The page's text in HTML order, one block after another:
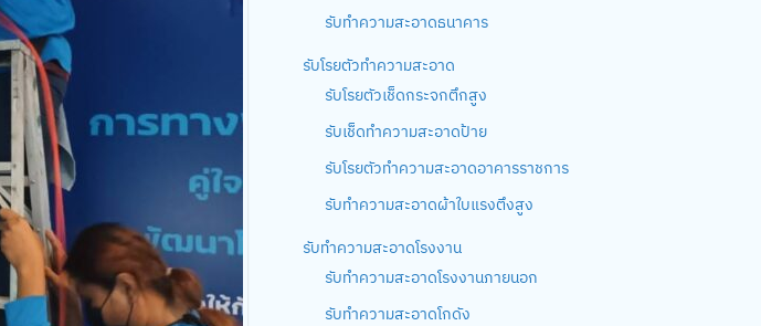
รับทำความสะอาดธนาคาร
รับโรยตัวทำความสะอาด
รับโรยตัวเช็ดกระจกตึกสูง
รับเช็ดทำความสะอาดป้าย
รับโรยตัวทำความสะอาดอาคารราชการ
รับทำความสะอาดผ้าใบแรงตึงสูง
รับทำความสะอาดโรงงาน
รับทำความสะอาดโรงงานภายนอก
รับทำความสะอาดโกดัง